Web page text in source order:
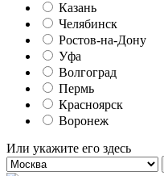
Казань
Челябинск
Ростов-на-Дону
Уфа
Волгоград
Пермь
Красноярск
Воронеж
Или укажите его здесь